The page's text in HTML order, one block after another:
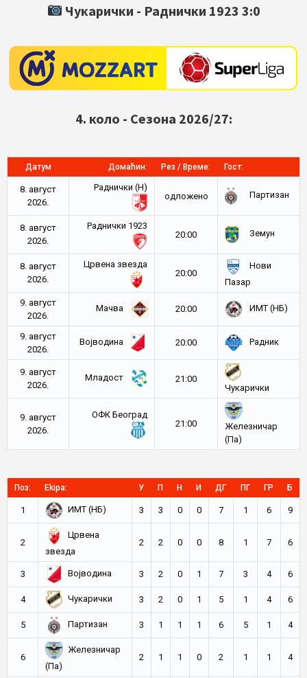
Чукарички - Раднички 1923 3:0
4. коло - Сезона 2026/27:
Датум Домаћин: Рез / Време: Гост:
8. август
2026.
Раднички (Н)
oдложено
Партизан
8. август
2026.
Раднички 1923
20:00
Земун
8. август
2026.
Црвена звезда
20:00
Нови
Пазар
9. август
2026.
Мачва 20:00 ИМТ (НБ)
9. август
2026.
Војводина 20:00 Радник
9. август
2026.
Младост
21:00
Чукарички
9. август
2026.
ОФК Београд
21:00
Железничар
(Па)
Поз: Ekipa: У П Н И ДГ ПГ ГР Б
1 ИМТ (НБ) 3 3 0 0 7 1 6 9
2
Црвена
звезда
2 2 0 0 8 1 7 6
3 Војводина 3 2 0 1 7 3 4 6
4 Чукарички 3 2 0 1 5 1 4 6
5 Партизан 3 1 1 1 6 5 1 4
6
Железничар
(Па)
2 1 1 0 2 1 1 4